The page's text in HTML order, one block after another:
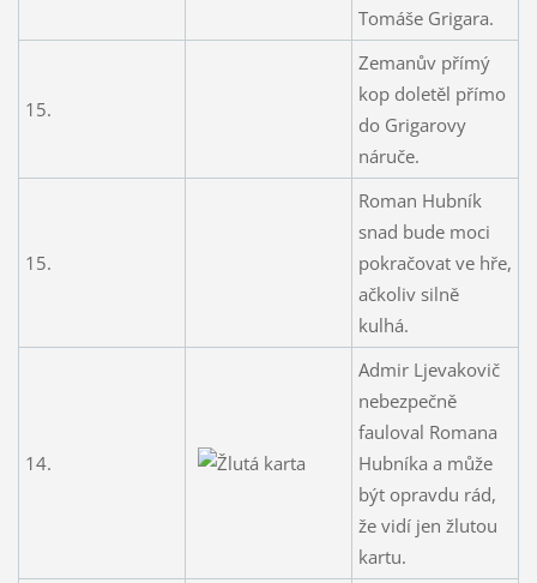
Tomáše Grigara.
15.
Zemanův přímý
kop doletěl přímo
do Grigarovy
náruče.
15.
Roman Hubník
snad bude moci
pokračovat ve hře,
ačkoliv silně
kulhá.
14.
Admir Ljevakovič
nebezpečně
fauloval Romana
Hubníka a může
být opravdu rád,
že vidí jen žlutou
kartu.